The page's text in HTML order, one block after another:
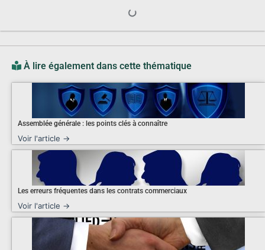
À lire également dans cette thématique
Assemblée générale : les points clés à connaître
Voir l'article →
Les erreurs fréquentes dans les contrats commerciaux
Voir l'article →